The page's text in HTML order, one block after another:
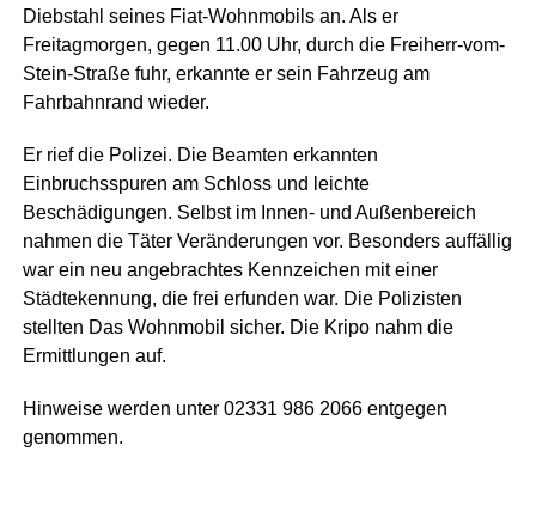
Diebstahl seines Fiat-Wohnmobils an. Als er
Freitagmorgen, gegen 11.00 Uhr, durch die Freiherr-vom-
Stein-Straße fuhr, erkannte er sein Fahrzeug am
Fahrbahnrand wieder.
Er rief die Polizei. Die Beamten erkannten
Einbruchsspuren am Schloss und leichte
Beschädigungen. Selbst im Innen- und Außenbereich
nahmen die Täter Veränderungen vor. Besonders auffällig
war ein neu angebrachtes Kennzeichen mit einer
Städtekennung, die frei erfunden war. Die Polizisten
stellten Das Wohnmobil sicher. Die Kripo nahm die
Ermittlungen auf.
Hinweise werden unter 02331 986 2066 entgegen
genommen.